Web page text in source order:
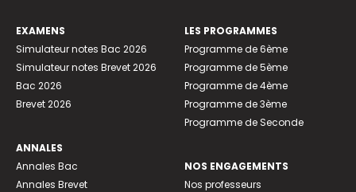
EXAMENS
Simulateur notes Bac 2026
Simulateur notes Brevet 2026
Bac 2026
Brevet 2026
ANNALES
Annales Bac
Annales Brevet
LES PROGRAMMES
Programme de 6ème
Programme de 5ème
Programme de 4ème
Programme de 3ème
Programme de Seconde
NOS ENGAGEMENTS
Nos professeurs